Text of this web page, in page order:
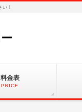
！
料金表
PRICE